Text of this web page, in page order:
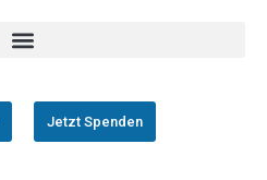
Jetzt Spenden